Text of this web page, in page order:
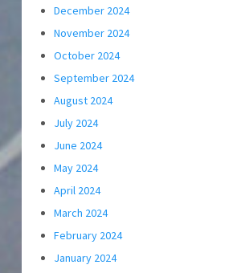
December 2024
November 2024
October 2024
September 2024
August 2024
July 2024
June 2024
May 2024
April 2024
March 2024
February 2024
January 2024